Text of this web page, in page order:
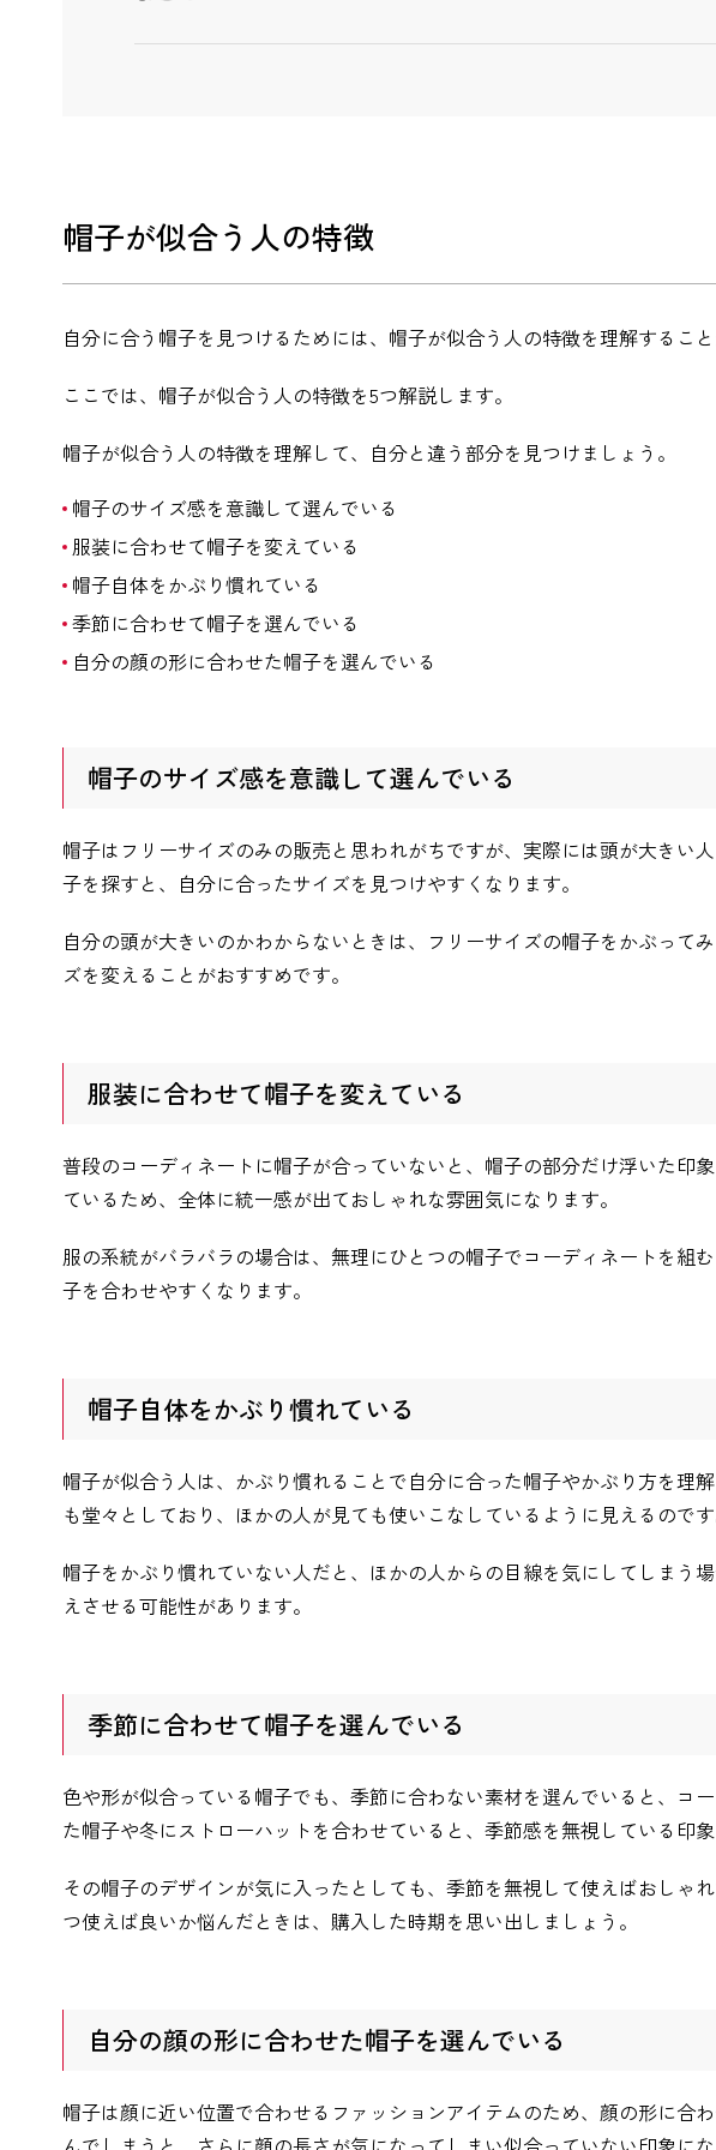
帽子が似合う人の特徴
自分に合う帽子を見つけるためには、帽子が似合う人の特徴を理解すること
ここでは、帽子が似合う人の特徴を5つ解説します。
帽子が似合う人の特徴を理解して、自分と違う部分を見つけましょう。
帽子のサイズ感を意識して選んでいる
服装に合わせて帽子を変えている
帽子自体をかぶり慣れている
季節に合わせて帽子を選んでいる
自分の顔の形に合わせた帽子を選んでいる
帽子のサイズ感を意識して選んでいる
帽子はフリーサイズのみの販売と思われがちですが、実際には頭が大き
子を探すと、自分に合ったサイズを見つけやすくなります。
自分の頭が大きいのかわからないときは、フリーサイズの帽子をかぶっ
ズを変えることがおすすめです。
服装に合わせて帽子を変えている
普段のコーディネートに帽子が合っていないと、帽子の部分だけ浮いた印
ているため、全体に統一感が出ておしゃれな雰囲気になります。
服の系統がバラバラの場合は、無理にひとつの帽子でコーディネートを
子を合わせやすくなります。
帽子自体をかぶり慣れている
帽子が似合う人は、かぶり慣れることで自分に合った帽子やかぶり方を理
も堂々としており、ほかの人が見ても使いこなしているように見えるのです
帽子をかぶり慣れていない人だと、ほかの人からの目線を気にしてしま
えさせる可能性があります。
季節に合わせて帽子を選んでいる
色や形が似合っている帽子でも、季節に合わない素材を選んでいると、コ
た帽子や冬にストローハットを合わせていると、季節感を無視している印象
その帽子のデザインが気に入ったとしても、季節を無視して使えばおし
つ使えば良いか悩んだときは、購入した時期を思い出しましょう。
自分の顔の形に合わせた帽子を選んでいる
帽子は顔に近い位置で合わせるファッションアイテムのため、顔の形に